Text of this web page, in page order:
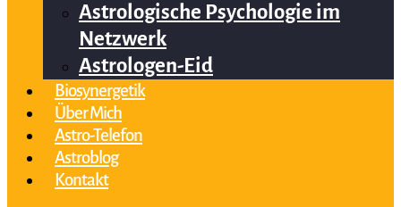
Astrologische Psychologie im
Netzwerk
Astrologen-Eid
Biosynergetik
Über Mich
Astro-Telefon
Astroblog
Kontakt